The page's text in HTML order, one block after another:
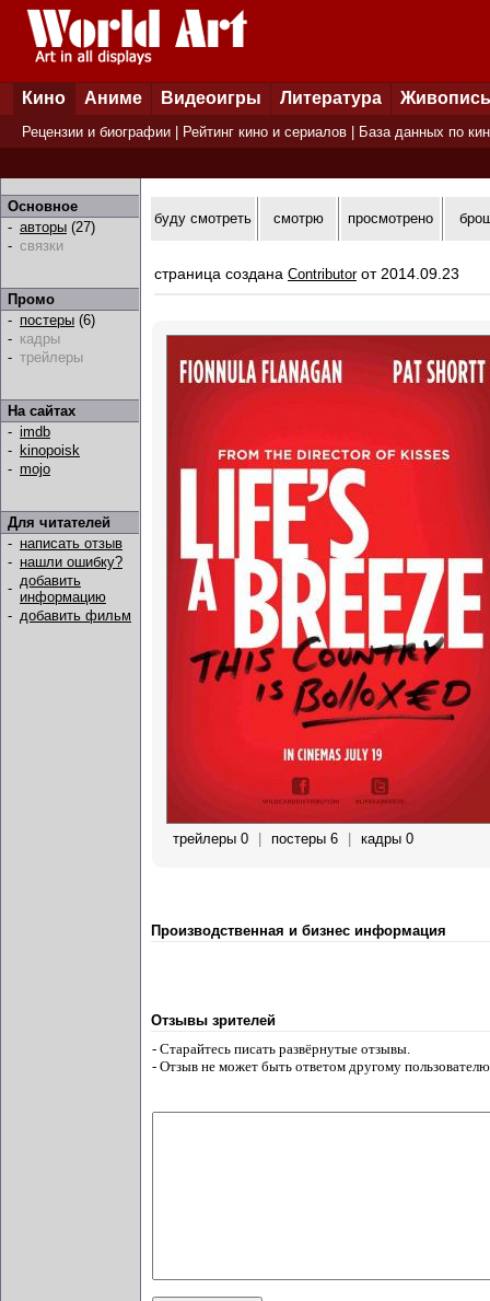
Кино Аниме Видеоигры Литература Живопись
Рецензии и биографии Рейтинг кино и сериалов База данных по
Основное
- авторы (27)
- связки
Промо
- постеры (6)
- кадры
- трейлеры
На сайтах
- imdb
- kinopoisk
- mojo
Для читателей
- написать отзыв
- нашли ошибку?
- добавить
информацию
- добавить фильм
буду смотреть смотрю просмотрено
страница создана Contributorот 2014.09.23
трейлеры 0 постеры 6 кадры 0
Производственная и бизнес информация
Отзывы зрителей
- Старайтесь писать развёрнутые отзывы.
- Отзыв не может быть ответом другому